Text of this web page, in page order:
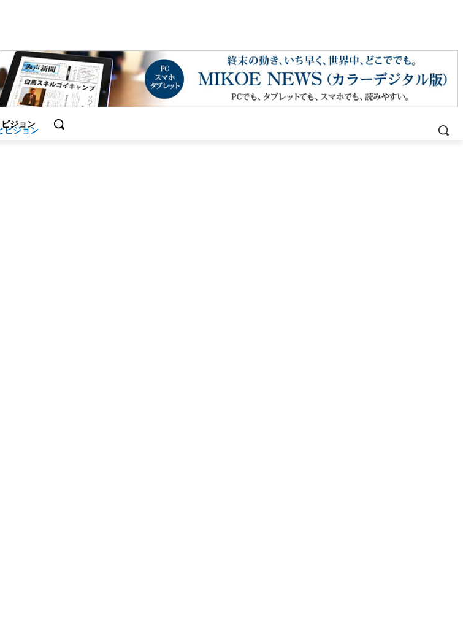
ビジョン
ジョン